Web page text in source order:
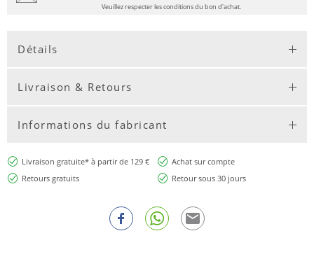
Veuillez respecter les conditions du bon d'achat.
Détails
Livraison & Retours
Informations du fabricant
Livraison gratuite* à partir de 129 €
Achat sur compte
Retours gratuits
Retour sous 30 jours